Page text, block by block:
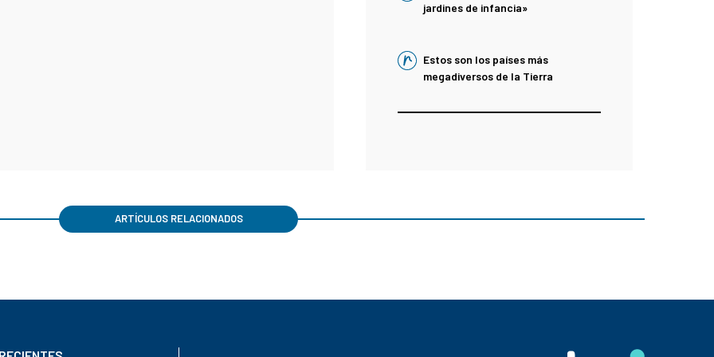
jardines de infancia»
Estos son los países más
megadiversos de la Tierra
ARTÍCULOS RELACIONADOS